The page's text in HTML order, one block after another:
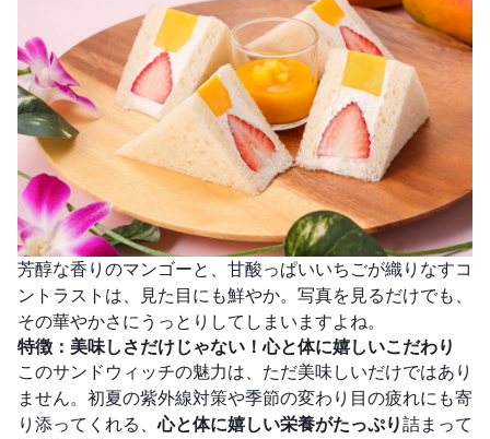
芳醇な香りのマンゴーと、甘酸っぱいいちごが織りなすコ
ントラストは、見た目にも鮮やか。写真を見るだけでも、
その華やかさにうっとりしてしまいますよね。
特徴：美味しさだけじゃない！心と体に嬉しいこだわり
このサンドウィッチの魅力は、ただ美味しいだけではあり
ません。初夏の紫外線対策や季節の変わり目の疲れにも寄
り添ってくれる、心と体に嬉しい栄養がたっぷり詰まって